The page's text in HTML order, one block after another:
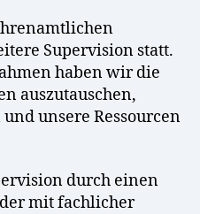
Supervision statt.
haben wir die
auszutauschen,
unsere Ressourcen
durch einen
mit fachlicher